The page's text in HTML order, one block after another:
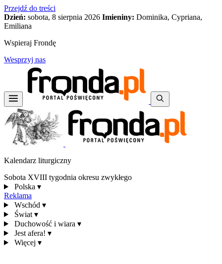
Przejdź do treści
Dzień: sobota, 8 sierpnia 2026 Imieniny: Dominika, Cypriana,
Emiliana
Wspieraj Frondę
Wesprzyj nas
Kalendarz liturgiczny
Sobota XVIII tygodnia okresu zwykłego
Polska ▾
Reklama
Wschód ▾
Świat ▾
Duchowość i wiara ▾
Jest afera! ▾
Więcej ▾